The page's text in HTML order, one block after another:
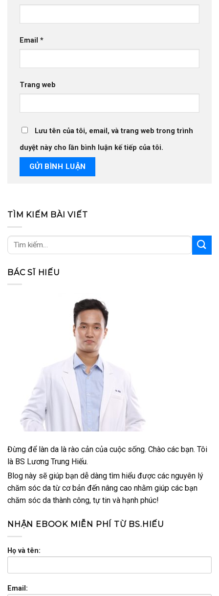
Email *
Trang web
Lưu tên của tôi, email, và trang web trong trình
duyệt này cho lần bình luận kế tiếp của tôi.
TÌM KIẾM BÀI VIẾT
BÁC SĨ HIẾU
Đừng để làn da là rào cản của cuộc sống. Chào các bạn. Tôi
là BS Lương Trung Hiếu.
Blog này sẽ giúp bạn dễ dàng tìm hiểu được các nguyên lý
chăm sóc da từ cơ bản đến nâng cao nhằm giúp các bạn
chăm sóc da thành công, tự tin và hạnh phúc!
NHẬN EBOOK MIỄN PHÍ TỪ BS.HIẾU
Họ và tên:
Email: